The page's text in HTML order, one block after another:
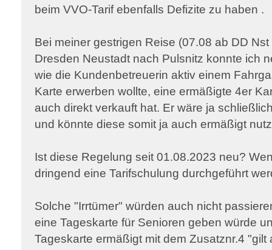
beim VVO-Tarif ebenfalls Defizite zu haben .
Bei meiner gestrigen Reise (07.08 ab DD
Dresden Neustadt nach Pulsnitz konnte ich
wie die Kundenbetreuerin aktiv einem
Karte erwerben wollte, eine ermäßigte 4er
auch direkt verkauft hat. Er wäre ja
und könnte diese somit ja auch ermäßigt
Ist diese Regelung seit 01.08.2023 neu?
dringend eine Tarifschulung durchgeführt
Solche "Irrtümer" würden auch nicht
eine Tageskarte für Senioren geben würde
Tageskarte ermäßigt mit dem Zusatznr.4